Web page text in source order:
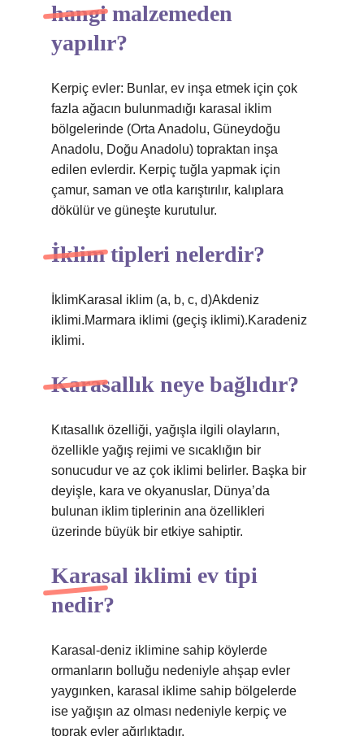
hangi malzemeden
yapılır?
Kerpiç evler: Bunlar, ev inşa etmek için çok
fazla ağacın bulunmadığı karasal iklim
bölgelerinde (Orta Anadolu, Güneydoğu
Anadolu, Doğu Anadolu) topraktan inşa
edilen evlerdir. Kerpiç tuğla yapmak için
çamur, saman ve otla karıştırılır, kalıplara
dökülür ve güneşte kurutulur.
İklim tipleri nelerdir?
İklimKarasal iklim (a, b, c, d)Akdeniz
iklimi.Marmara iklimi (geçiş iklimi).Karadeniz
iklimi.
Karasallık neye bağlıdır?
Kıtasallık özelliği, yağışla ilgili olayların,
özellikle yağış rejimi ve sıcaklığın bir
sonucudur ve az çok iklimi belirler. Başka bir
deyişle, kara ve okyanuslar, Dünya’da
bulunan iklim tiplerinin ana özellikleri
üzerinde büyük bir etkiye sahiptir.
Karasal iklimi ev tipi
nedir?
Karasal-deniz iklimine sahip köylerde
ormanların bolluğu nedeniyle ahşap evler
yaygınken, karasal iklime sahip bölgelerde
ise yağışın az olması nedeniyle kerpiç ve
toprak evler ağırlıktadır.